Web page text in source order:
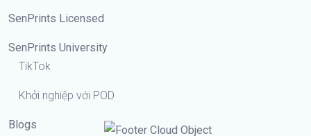
SenPrints Licensed
SenPrints University
TikTok
Khởi nghiệp với POD
Blogs